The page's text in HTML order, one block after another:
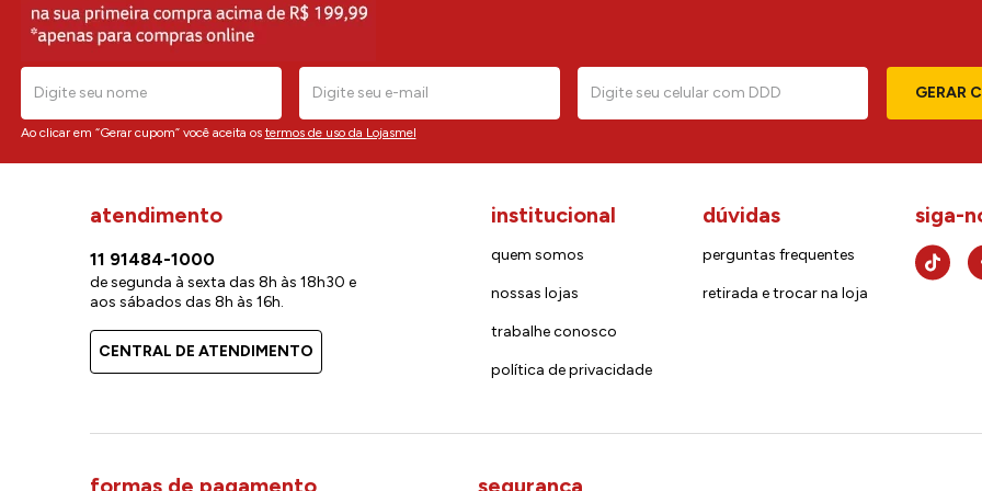
GERAR
Ao clicar em “Gerar cupom” você aceita os termos de uso da Lojasmel
atendimento
11 91484-1000
de segunda à sexta das 8h às 18h30 e
aos sábados das 8h às 16h.
CENTRAL DE ATENDIMENTO
institucional
quem somos
nossas lojas
trabalhe conosco
política de privacidade
dúvidas
perguntas frequentes
retirada e trocar na loja
siga-
formas de pagamento segurança